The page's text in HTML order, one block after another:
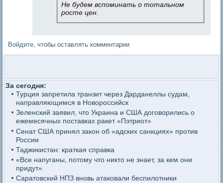
Не будем вспоминать о тотальном
росте цен.
Войдите, чтобы оставлять комментарии
За сегодня:
Турция запретила транзит через Дарданеллы судам,
направляющимся в Новороссийск
Зеленский заявил, что Украина и США договорились о
ежемесячных поставках ракет «Пэтриот»
Сенат США принял закон об «адских санкциях» против
России
Таджикистан: краткая справка
«Все напуганы, потому что никто не знает, за кем они
придут»
Саратовский НПЗ вновь атаковали беспилотники